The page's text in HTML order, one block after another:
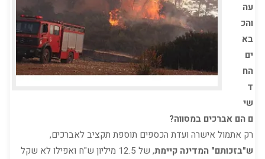
עה
והכ
בא
ים
הח
ד
שי
ם הם אברכים במסווה?
רק אתמול אישרה ועדת הכספים תוספת תקציב לאברכים,
ש"בזכותם" המדינה קיימת
, של 12.5 מיליון ש"ח ואפילו לא שקל